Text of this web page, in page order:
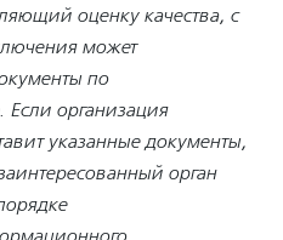
оценку качества, с
может
по
Если организация
указанныедокументы,
орган